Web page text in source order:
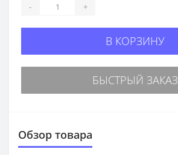
- +
В КОРЗИНУ
БЫСТРЫЙ ЗАКАЗ
Обзор товара